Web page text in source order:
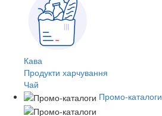
Кава
Продукти харчування
Чай
Промо-каталоги